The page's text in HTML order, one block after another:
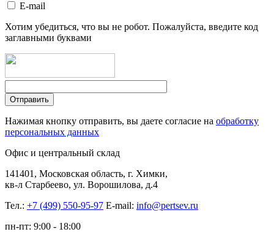
E-mail
Хотим убедиться, что вы не робот. Пожалуйста, введите код
заглавными буквами
Нажимая кнопку отправить, вы даете согласие на обработку
персональных данных
Офис и центральный склад
141401, Московская область, г. Химки,
кв-л Старбеево, ул. Ворошилова, д.4
Тел.: +7 (499) 550-95-97 E-mail: info@pertsev.ru
пн-пт: 9:00 - 18:00